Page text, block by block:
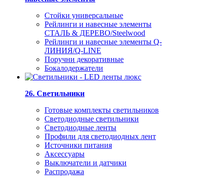
Стойки универсальные
Рейлинги и навесные элементы
СТАЛЬ & ДЕРЕВО/Steelwood
Рейлинги и навесные элементы Q-
ЛИНИЯ/Q-LINE
Поручни декоративные
Бокалодержатели
26. Светильники
Готовые комплекты светильников
Светодиодные светильники
Светодиодные ленты
Профили для светодиодных лент
Источники питания
Аксессуары
Выключатели и датчики
Распродажа